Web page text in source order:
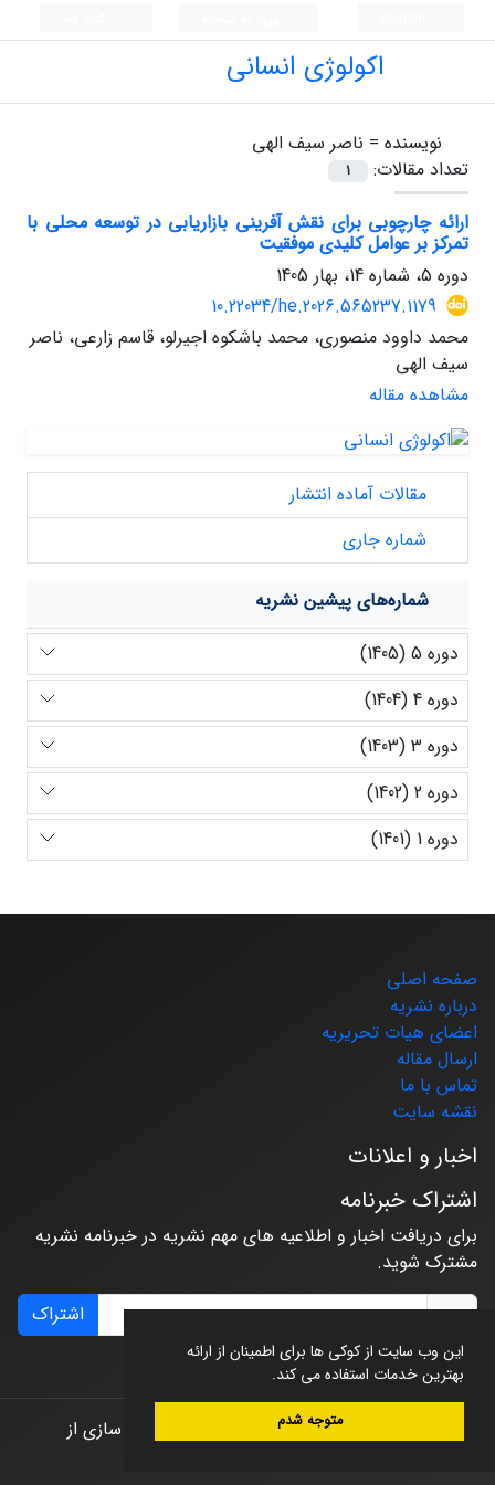
این وب سایت از کوکی ها برای اطمینان از ارائه
بهترین خدمات استفاده می کند.
متوجه شدم
اکولوژی انسانی
نویسنده = ناصر سیف الهی
تعداد مقالات:
1
ارائه چارچوبی برای نقش آفرینی بازاریابی در توسعه محلی با
تمرکز بر عوامل کلیدی موفقیت
دوره 5، شماره 14، بهار 1405
10.22034/he.2026.565237.1179
محمد داوود منصوری، محمد باشکوه اجیرلو، قاسم زارعی، ناصر
سیف الهی
مشاهده مقاله
مقالات آماده انتشار
شماره جاری
شماره‌های پیشین نشریه
دوره 5 (1405)
دوره 4 (1404)
دوره 3 (1403)
دوره 2 (1402)
دوره 1 (1401)
صفحه اصلی
درباره نشریه
اعضای هیات تحریریه
ارسال مقاله
تماس با ما
نقشه سایت
اخبار و اعلانات
اشتراک خبرنامه
برای دریافت اخبار و اطلاعیه های مهم نشریه در خبرنامه نشریه
مشترک شوید.
اشتراک
© سامانه مدیریت نشریات علمی.
طراحی و پیاده سازی از